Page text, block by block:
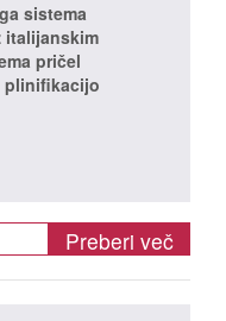
sistema
italijanskim
pričel
plinifikacijo
Preberi več